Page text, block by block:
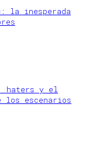
la inesperada
y el
los escenarios